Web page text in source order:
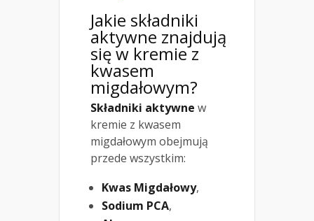
Jakie składniki
aktywne znajdują
się w kremie z
kwasem
migdałowym?
Składniki aktywne w
kremie z kwasem
migdałowym obejmują
przede wszystkim:
Kwas Migdałowy,
Sodium PCA,